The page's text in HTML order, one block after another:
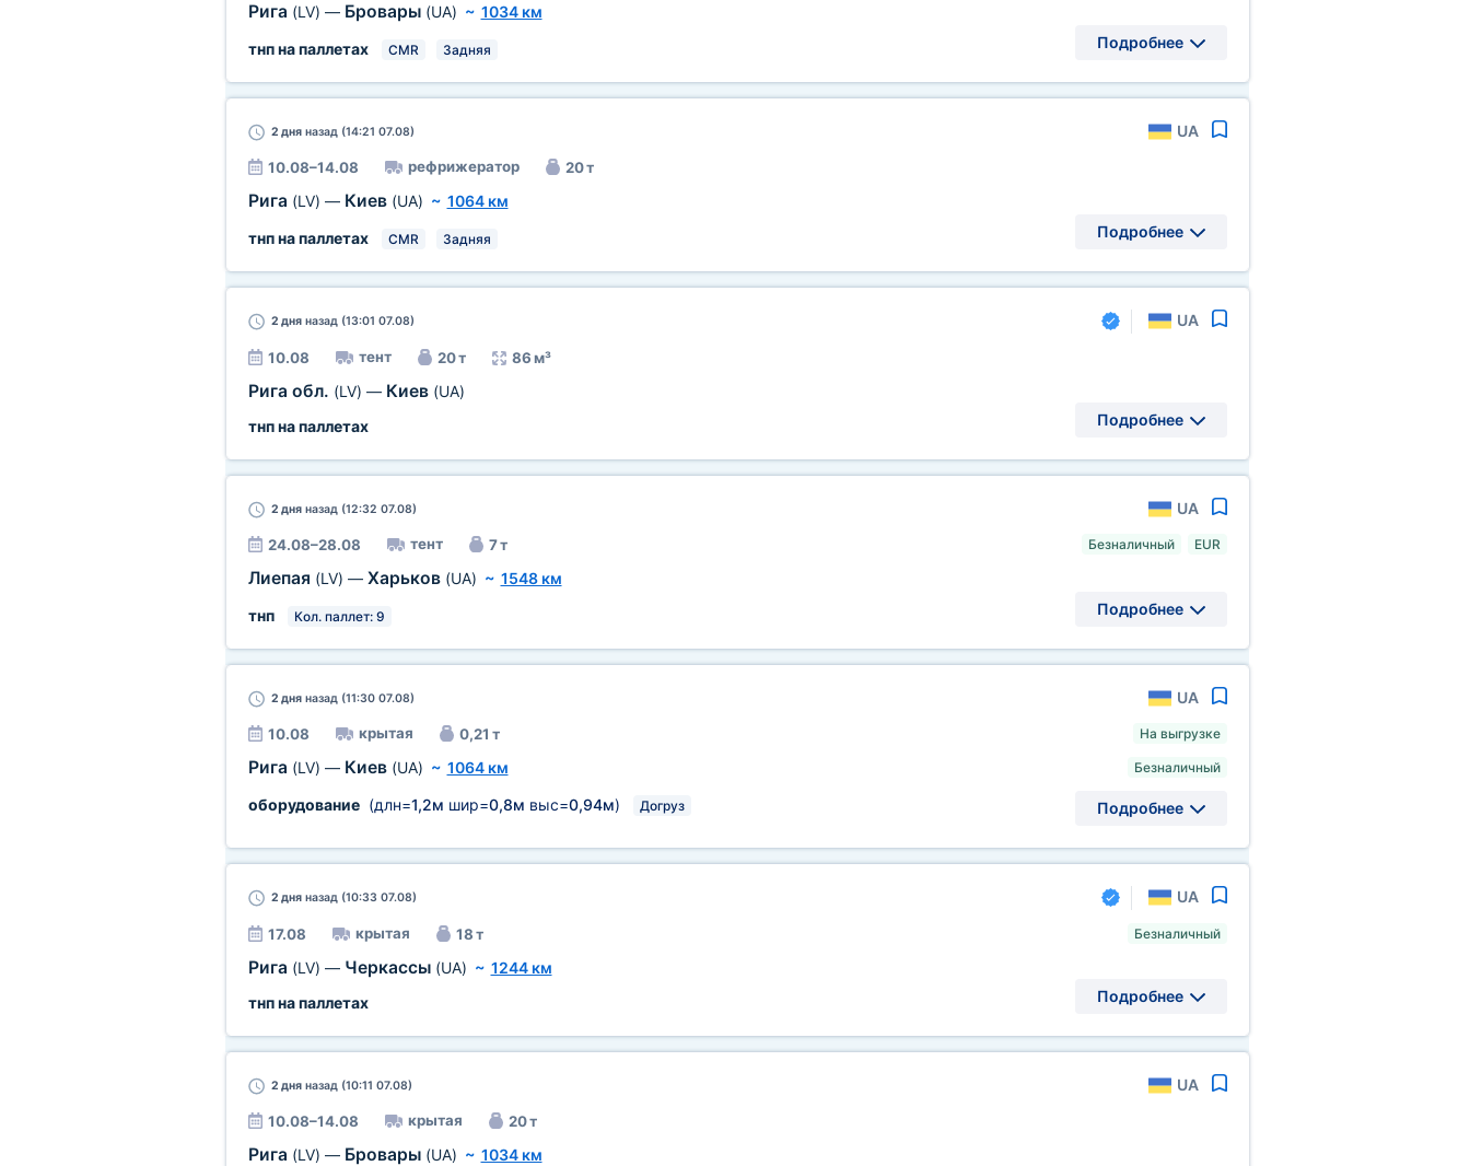
Рига (LV) — Бровары (UA) ~ 1034 км
тнп на паллетах
CMR Задняя Подробнее
2 дняназад (14:21 07.08) UA
10.08–14.08 рефрижератор 20 т
Рига (LV) — Киев (UA) ~ 1064 км
тнп на паллетах
CMR Задняя Подробнее
2 дняназад (13:01 07.08) UA
10.08 тент 20 т 86 м³
Рига обл. (LV) — Киев (UA)
тнп на паллетах
Подробнее
2 дняназад (12:32 07.08) UA
24.08–28.08 тент 7 т
Лиепая (LV) — Харьков (UA) ~ 1548 км
тнп
Кол. паллет: 9
Безналичный EUR
Подробнее
2 дняназад (11:30 07.08) UA
10.08 крытая 0,21 т
Рига (LV) — Киев (UA) ~ 1064 км
оборудование(длн=1,2м шир=0,8м выс=0,94м) Догруз
На выгрузке
Безналичный
Подробнее
2 дняназад (10:33 07.08) UA
17.08 крытая 18 т
Рига (LV) — Черкассы (UA) ~ 1244 км
тнп на паллетах
Безналичный
Подробнее
2 дняназад (10:11 07.08) UA
10.08–14.08 крытая 20 т
Рига (LV) — Бровары (UA) ~ 1034 км